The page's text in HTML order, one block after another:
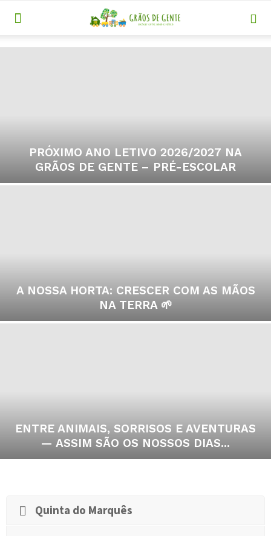
PRÓXIMO ANO LETIVO 2026/2027 NA
GRÃOS DE GENTE – PRÉ-ESCOLAR
A NOSSA HORTA: CRESCER COM AS MÃOS
NA TERRA 🌱
ENTRE ANIMAIS, SORRISOS E AVENTURAS
— ASSIM SÃO OS NOSSOS DIAS...
Quinta do Marquês